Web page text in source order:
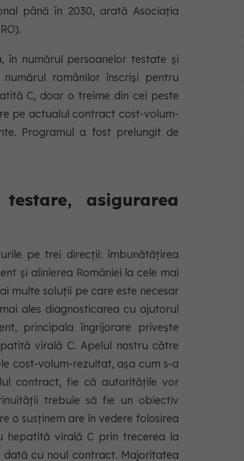
până în 2030, arată Asociația
în numărul persoanelor testate și
românilor înscriși pentru
C, doar o treime din cei peste
pe actualul contract cost-volum-
Programul a fost prelungit de
asigurarea
pe trei direcții: îmbunătățirea
și alinierea României la cele mai
multe soluții pe care este necesar
ales diagnosticarea cu ajutorul
principala îngrijorare privește
virală C. Apelul nostru către
cost-volum-rezultat, așa cum s-a
contract, fie că autoritățile vor
trebuie să fie un obiectiv
o susținem are în vedere folosirea
hepatită virală C prin trecerea la
dată cu noul contract. Majoritatea